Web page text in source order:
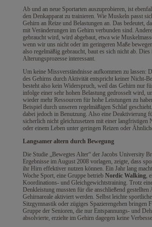
Ab und an neue Sportarten auszuprobieren, ist
den Denkapparat zu trainieren. Wie Muskeln passt
Gehirn an Reize und Belastungen an. Das bedeutet,
mit Veränderungen im Gehirn verbunden sind.
gebraucht wird, wird abgebaut, etwa wie
wenn wir uns nicht oder im geringeren Maße
also regelmäßig gebraucht, baut es sich nicht ab.
Alterungsprozesse interessant.
Um keine Missverständnisse aufkommen zu lassen:
des Gehirns durch Aktivität entspricht keiner Nicht-
besteht also kein Widerspruch, weil das Gehirn nur
infolge einer sehr hohen Belastung gedrosselt wird,
wieder mehr Ressourcen für hohe Leistungen zu
Beispiel durch unseren regelmäßigen Schlaf
dabei jedoch in Benutzung. Also eine Deaktivierung
sicherlich nicht gleichzusetzen mit einer langfristigen
oder einem Leben unter geringen Reizen oder
Langsamer altern durch Bewegung
Die Studie „Bewegtes Alter“ der Jacobs University
Ergebnisse im August 2008 vorlagen, zeigte, dass
ihr Hirn effektiver nutzen können. Ein Jahr lang
Woche Sport, eine Gruppe betrieb Nordic Walking,
Koordinations- und Gleichgewichtstraining. Trotz
Denkleistung mussten für die anschließend gestellten
Gehirnareale aktiviert werden. Selbst leichte
Sitzgymnastik oder zügiges Spazierengehen bringen
Gruppe der Senioren, die nur Entspannungs- und
absolvierte, erzielte im Gehirn dagegen keine